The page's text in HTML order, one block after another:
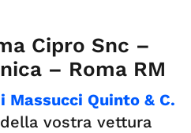
Cipro Snc –
– Roma RM
Quinto & C.
vostra vettura